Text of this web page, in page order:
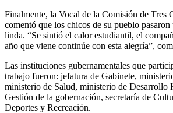
Finalmente, la Vocal de la Comisión de Tres
comentó que los chicos de su pueblo
linda. “Se sintió el calor estudiantil, el
año que viene continúe con esta alegría”,
Las instituciones gubernamentales que
trabajo fueron: jefatura de Gabinete,
ministerio de Salud, ministerio de Desarrollo
Gestión de la gobernación, secretaría de
Deportes y Recreación.